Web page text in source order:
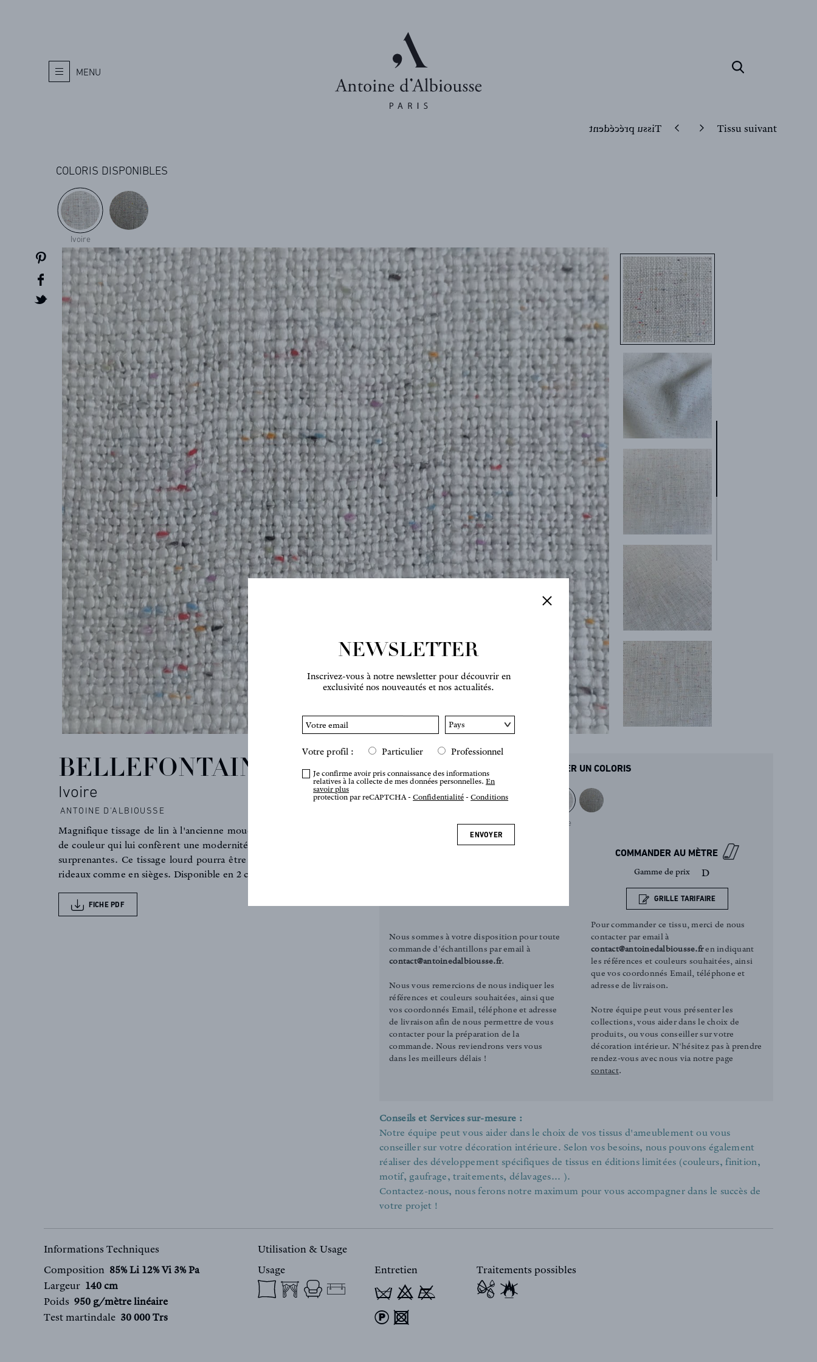
CRÉATEUR
COLLECTIONS
ARCHIVES
CONTACT
ACTUALITES
MENU
COLORIS DISPONIBLES
Ivoire
Survolez pour zoomer
BELLEFONTAINE
Ivoire
ANTOINE D'ALBIOUSSE
Magnifique tissage de lin à l'ancienne moucheté de pointes
de couleur qui lui confèrent une modernité et une fraîcheur
surprenantes. Ce tissage lourd pourra être confectionné en
rideaux comme en sièges. Disponible en 2 coloris.
FICHE PDF
COMMANDER UN COLORIS
Ivoire
Nous sommes à votre disposition pour toute
commande d'échantillons par email à
contact@antoinedalbiousse.fr.
Nous vous remercions de nous indiquer les
références et couleurs souhaitées, ainsi que
vos coordonnés Email, téléphone et adresse
de livraison afin de nous permettre de vous
contacter pour la préparation de la
commande. Nous reviendrons vers vous
dans les meilleurs délais !
COMMANDER AU MÈTRE
Gamme de prix D
GRILLE TARIFAIRE
Pour commander ce tissu, merci de nous
contacter par email à
contact@antoinedalbiousse.fren indiquant
les références et couleurs souhaitées, ainsi
que vos coordonnés Email, téléphone et
adresse de livraison.
Notre équipe peut vous présenter les
collections, vous aider dans le choix de
produits, ou vous conseiller sur votre
décoration intérieur. N'hésitez pas à prendre
rendez-vous avec nous via notre page
contact.
Conseils et Services sur-mesure :
Notre équipe peut vous aider dans le choix de vos tissus d'ameublement ou vous
conseiller sur votre décoration intérieure. Selon vos besoins, nous pouvons également
réaliser des développement spécifiques de tissus en éditions limitées (couleurs, finition,
motif, gaufrage, traitements, délavages... ).
Contactez-nous, nous ferons notre maximum pour vous accompagner dans le succès de
votre projet !
Informations Techniques
Composition 85% Li 12% Vi 3% Pa
Largeur 140 cm
Poids 950 g/mètre linéaire
Test martindale 30 000 Trs
Utilisation & Usage
Usage
Entretien
T 9 y
) 4
Traitements possibles
NEWSLETTER
Inscrivez-vous à notre newsletter pour découvrir en
exclusivité nos nouveautés et nos actualités.
Votre profil : Particulier Professionnel
Je confirme avoir pris connaissance des informations
relatives à la collecte de mes données personnelles.En
savoir plus
protection par reCAPTCHA -Confidentialité -Conditions
ENVOYER
Tissu précédent Tissu suivant